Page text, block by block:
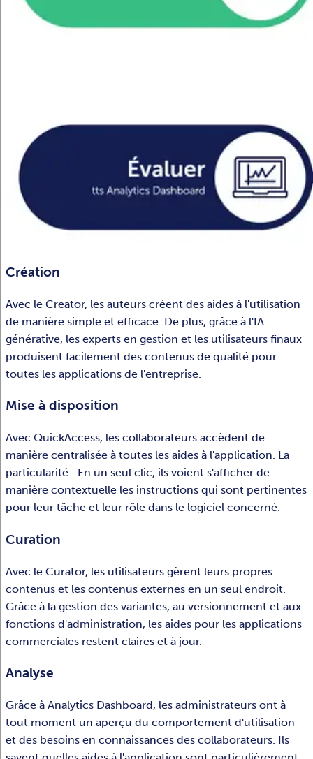
Création
Avec le Creator, les auteurs créent des aides à l'utilisation
de manière simple et efficace. De plus, grâce à l'IA
générative, les experts en gestion et les utilisateurs finaux
produisent facilement des contenus de qualité pour
toutes les applications de l'entreprise.
Mise à disposition
Avec QuickAccess, les collaborateurs accèdent de
manière centralisée à toutes les aides à l'application. La
particularité : En un seul clic, ils voient s'afficher de
manière contextuelle les instructions qui sont pertinentes
pour leur tâche et leur rôle dans le logiciel concerné.
Curation
Avec le Curator, les utilisateurs gèrent leurs propres
contenus et les contenus externes en un seul endroit.
Grâce à la gestion des variantes, au versionnement et aux
fonctions d'administration, les aides pour les applications
commerciales restent claires et à jour.
Analyse
Grâce à Analytics Dashboard, les administrateurs ont à
tout moment un aperçu du comportement d'utilisation
et des besoins en connaissances des collaborateurs. Ils